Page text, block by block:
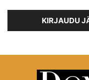
KIRJAUDU